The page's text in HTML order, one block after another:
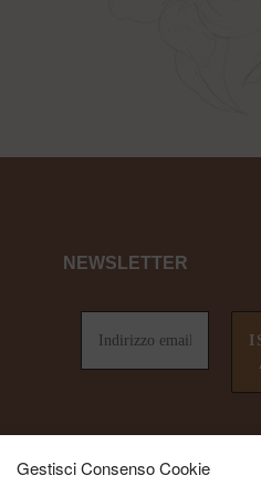
Gestisci Consenso Cookie
NEWSLETTER
non perderti le